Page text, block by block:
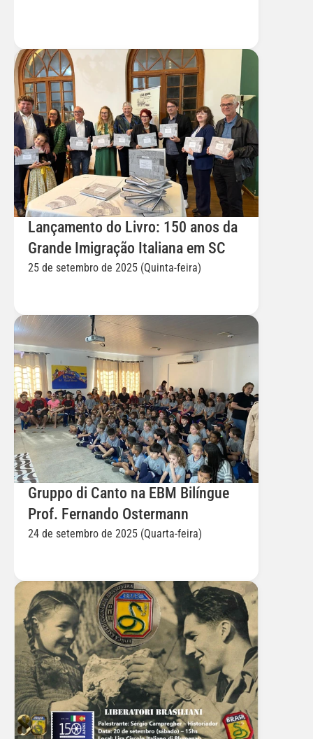
Lançamento do Livro: 150 anos da
Grande Imigração Italiana em SC
25 de setembro de 2025 (Quinta-feira)
Gruppo di Canto na EBM Bilíngue
Prof. Fernando Ostermann
24 de setembro de 2025 (Quarta-feira)